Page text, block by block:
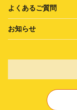
よくあるご質問
お知らせ